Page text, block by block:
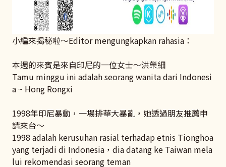
小編來揭秘啦～Editor mengungkapkan rahasia：
本週的來賓是來自印尼的一位女士～洪榮細
Tamu minggu ini adalah seorang wanita dari Indonesi
a ~ Hong Rongxi
1998年印尼暴動，一場排華大暴亂，她透過朋友推薦申
請來台～
1998 adalah kerusuhan rasial terhadap etnis Tionghoa
yang terjadi di Indonesia，dia datang ke Taiwan mela
lui rekomendasi seorang teman